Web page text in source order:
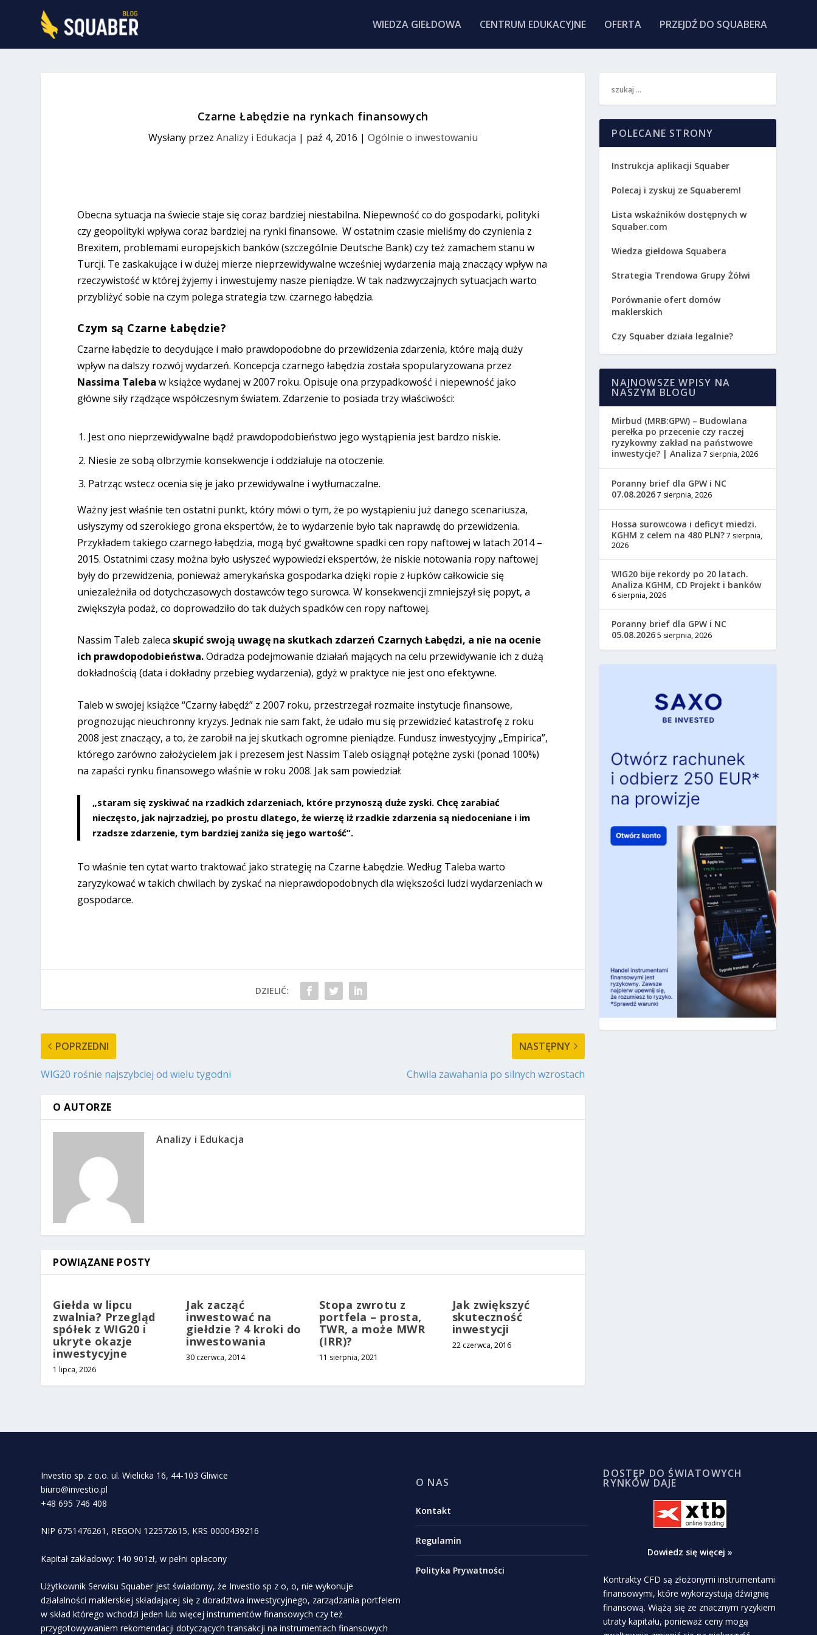
WIEDZA GIEŁDOWA CENTRUM EDUKACYJNE OFERTA PRZEJDŹ DO SQUABERA
Czarne Łabędzie na rynkach finansowych
Wysłany przez Analizy i Edukacja | paź 4, 2016 | Ogólnie o inwestowaniu
Obecna sytuacja na świecie staje się coraz bardziej niestabilna. Niepewność co do gospodarki, polityki
czy geopolityki wpływa coraz bardziej na rynki finansowe. W ostatnim czasie mieliśmy do czynienia z
Brexitem, problemami europejskich banków (szczególnie Deutsche Bank) czy też zamachem stanu w
Turcji. Te zaskakujące i w dużej mierze nieprzewidywalne wcześniej wydarzenia mają znaczący wpływ na
rzeczywistość w której żyjemy i inwestujemy nasze pieniądze. W tak nadzwyczajnych sytuacjach warto
przybliżyć sobie na czym polega strategia tzw. czarnego łabędzia.
Czym są Czarne Łabędzie?
Czarne łabędzie to decydujące i mało prawdopodobne do przewidzenia zdarzenia, które mają duży
wpływ na dalszy rozwój wydarzeń. Koncepcja czarnego łabędzia została spopularyzowana przez
Nassima Taleba w książce wydanej w 2007 roku. Opisuje ona przypadkowość i niepewność jako
główne siły rządzące współczesnym światem. Zdarzenie to posiada trzy właściwości:
Jest ono nieprzewidywalne bądź prawdopodobieństwo jego wystąpienia jest bardzo niskie.
Niesie ze sobą olbrzymie konsekwencje i oddziałuje na otoczenie.
Patrząc wstecz ocenia się je jako przewidywalne i wytłumaczalne.
Ważny jest właśnie ten ostatni punkt, który mówi o tym, że po wystąpieniu już danego scenariusza,
usłyszymy od szerokiego grona ekspertów, że to wydarzenie było tak naprawdę do przewidzenia.
Przykładem takiego czarnego łabędzia, mogą być gwałtowne spadki cen ropy naftowej w latach 2014 –
2015. Ostatnimi czasy można było usłyszeć wypowiedzi ekspertów, że niskie notowania ropy naftowej
były do przewidzenia, ponieważ amerykańska gospodarka dzięki ropie z łupków całkowicie się
uniezależniła od dotychczasowych dostawców tego surowca. W konsekwencji zmniejszył się popyt, a
zwiększyła podaż, co doprowadziło do tak dużych spadków cen ropy naftowej.
Nassim Taleb zaleca skupić swoją uwagę na skutkach zdarzeń Czarnych Łabędzi, a nie na ocenie
ich prawdopodobieństwa.Odradza podejmowanie działań mających na celu przewidywanie ich z dużą
dokładnością (data i dokładny przebieg wydarzenia), gdyż w praktyce nie jest ono efektywne.
Taleb w swojej książce “Czarny łabędź” z 2007 roku, przestrzegał rozmaite instytucje finansowe,
prognozując nieuchronny kryzys. Jednak nie sam fakt, że udało mu się przewidzieć katastrofę z roku
2008 jest znaczący, a to, że zarobił na jej skutkach ogromne pieniądze. Fundusz inwestycyjny „Empirica”,
którego zarówno założycielem jak i prezesem jest Nassim Taleb osiągnął potężne zyski (ponad 100%)
na zapaści rynku finansowego właśnie w roku 2008. Jak sam powiedział:
„staram się zyskiwać na rzadkich zdarzeniach, które przynoszą duże zyski. Chcę zarabiać
nieczęsto, jak najrzadziej, po prostu dlatego, że wierzę iż rzadkie zdarzenia są niedoceniane i im
rzadsze zdarzenie, tym bardziej zaniża się jego wartość”.
To właśnie ten cytat warto traktować jako strategię na Czarne Łabędzie.Według Taleba warto
zaryzykować w takich chwilach by zyskać na nieprawdopodobnych dla większości ludzi wydarzeniach w
gospodarce.
DZIELIĆ:
POPRZEDNI
WIG20 rośnie najszybciej od wielu tygodni
NASTĘPNY
Chwila zawahania po silnych wzrostach
O AUTORZE
Analizy i Edukacja
POWIĄZANE POSTY
Giełda w lipcu
zwalnia? Przegląd
spółek z WIG20 i
ukryte okazje
inwestycyjne
1 lipca, 2026
Jak zacząć
inwestować na
giełdzie ? 4 kroki do
inwestowania
30 czerwca, 2014
Stopa zwrotu z
portfela – prosta,
TWR, a może MWR
(IRR)?
11 sierpnia, 2021
Jak zwiększyć
skuteczność
inwestycji
22 czerwca, 2016
POLECANE STRONY
Instrukcja aplikacji Squaber
Polecaj i zyskuj ze Squaberem!
Lista wskaźników dostępnych w
Squaber.com
Wiedza giełdowa Squabera
Strategia Trendowa Grupy Żółwi
Porównanie ofert domów
maklerskich
Czy Squaber działa legalnie?
NAJNOWSZE WPISY NA
NASZYM BLOGU
Mirbud (MRB:GPW) – Budowlana
perełka po przecenie czy raczej
ryzykowny zakład na państwowe
inwestycje? | Analiza 7 sierpnia, 2026
Poranny brief dla GPW i NC
07.08.20267 sierpnia, 2026
Hossa surowcowa i deficyt miedzi.
KGHM z celem na 480 PLN?7 sierpnia,
2026
WIG20 bije rekordy po 20 latach.
Analiza KGHM, CD Projekt i banków
6 sierpnia, 2026
Poranny brief dla GPW i NC
05.08.20265 sierpnia, 2026
Investio sp. z o.o. ul. Wielicka 16, 44-103 Gliwice
biuro@investio.pl
+48 695 746 408
NIP 6751476261, REGON 122572615, KRS 0000439216
Kapitał zakładowy: 140 901zł, w pełni opłacony
Użytkownik Serwisu Squaber jest świadomy, że Investio sp z o, o, nie wykonuje
działalności maklerskiej składającej się z doradztwa inwestycyjnego, zarządzania portfelem
w skład którego wchodzi jeden lub więcej instrumentów finansowych czy też
przygotowywaniem rekomendacji dotyczących transakcji na instrumentach finansowych
O NAS
Kontakt
Regulamin
Polityka Prywatności
DOSTĘP DO ŚWIATOWYCH
RYNKÓW DAJE
Dowiedz się więcej »
Kontrakty CFD są złożonymi instrumentami
finansowymi, które wykorzystują dźwignię
finansową. Wiążą się ze znacznym ryzykiem
utraty kapitału, ponieważ ceny mogą